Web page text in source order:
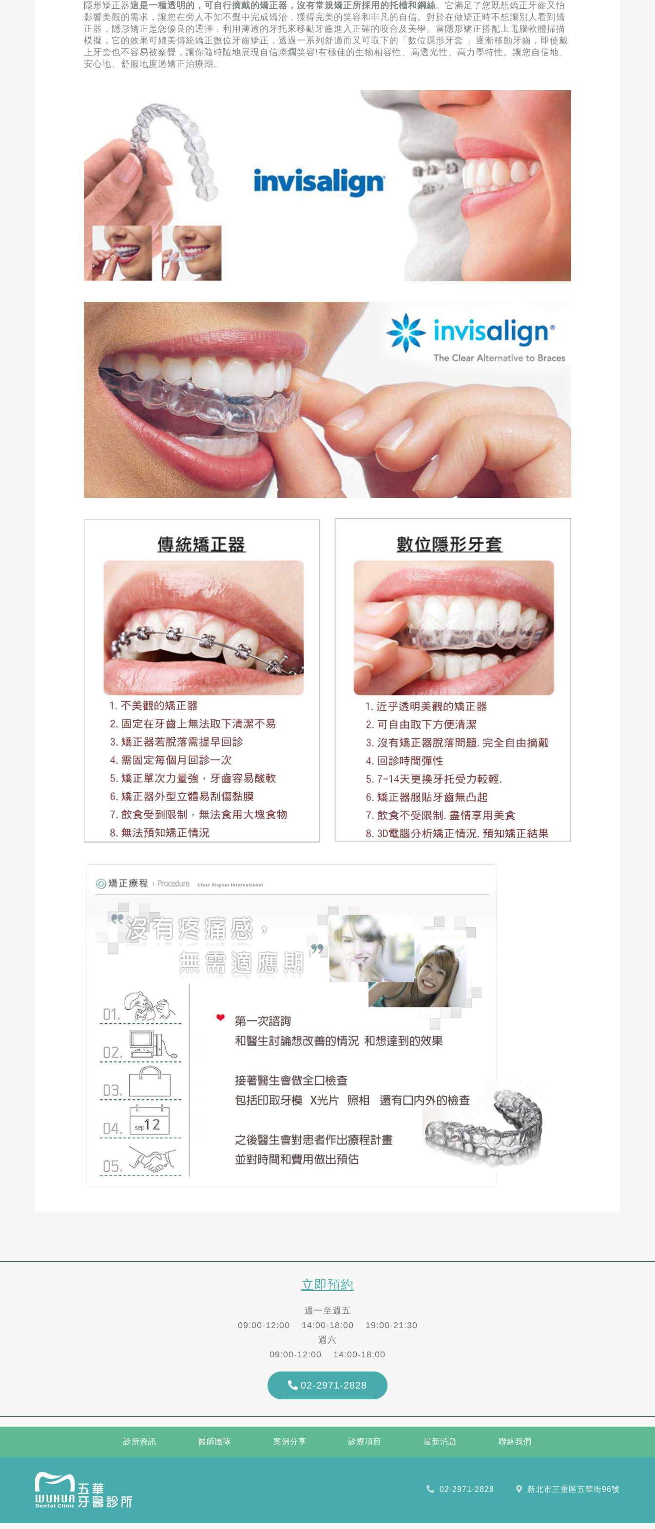
隱形矯正器這是一種透明的，可自行摘戴的矯正器，沒有常規矯正所採用的托槽和鋼絲。它滿足了您既想矯正牙齒又怕
影響美觀的需求，讓您在旁人不知不覺中完成矯治，獲得完美的笑容和非凡的自信。對於在做矯正時不想讓別人看到矯
正器，隱形矯正是您優良的選擇，利用薄透的牙托來移動牙齒進入正確的咬合及美學。當隱形矯正搭配上電腦軟體掃描
模擬，它的效果可媲美傳統矯正數位牙齒矯正，透過一系列舒適而又可取下的「數位隱形牙套 」逐漸移動牙齒，即使戴
上牙套也不容易被察覺，讓你隨時隨地展現自信燦爛笑容!有極佳的生物相容性、高透光性、高力學特性。讓您自信地、
安心地、舒服地度過矯正治療期。
立即預約
週一至週五
09:00-12:00 14:00-18:00 19:00-21:30
週六
09:00-12:00 14:00-18:00
02-2971-2828
診所資訊 醫師團隊 案例分享 診療項目 最新消息 聯絡我們
02-2971-2828 新北市三重區五華街96號